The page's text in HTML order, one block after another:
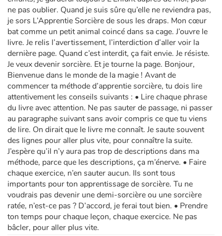
ne pas oublier. Quand je suis sûre qu’elle ne reviendra pas,
je sors L’Apprentie Sorcière de sous les draps. Mon cœur
bat comme un petit animal coincé dans sa cage. J’ouvre le
livre. Je relis l’avertissement, l’interdiction d’aller voir la
dernière page. Quand c’est interdit, ça fait envie. Je résiste.
Je veux devenir sorcière. Et je tourne la page. Bonjour,
Bienvenue dans le monde de la magie ! Avant de
commencer ta méthode d’apprentie sorcière, tu dois lire
attentivement les conseils suivants : • Lire chaque phrase
du livre avec attention. Ne pas sauter de passage, ni passer
au paragraphe suivant sans avoir compris ce que tu viens
de lire. On dirait que le livre me connaît. Je saute souvent
des lignes pour aller plus vite, pour connaître la suite.
J’espère qu’il n’y aura pas trop de descriptions dans ma
méthode, parce que les descriptions, ça m’énerve. • Faire
chaque exercice, n’en sauter aucun. Ils sont tous
importants pour ton apprentissage de sorcière. Tu ne
voudrais pas devenir une demi-sorcière ou une sorcière
ratée, n’est-ce pas ? D’accord, je ferai tout bien. • Prendre
ton temps pour chaque leçon, chaque exercice. Ne pas
bâcler, pour aller plus vite.